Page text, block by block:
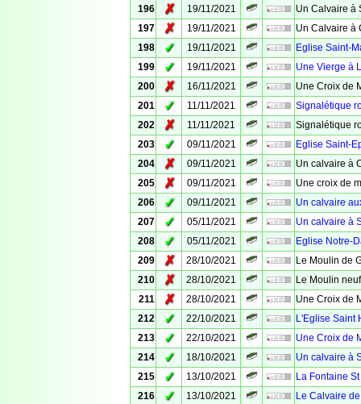
196
✗ 19/11/2021
Un Calvaire à
197
✗ 19/11/2021
Un Calvaire à
198
✓ 19/11/2021
Eglise Saint-
199
✓ 19/11/2021
Une Vierge à
200
✗ 16/11/2021
Une Croix de
201
✓ 11/11/2021
Signalétique
202
✗ 11/11/2021
Signalétique
203
✓ 09/11/2021
Eglise Saint-
204
✗ 09/11/2021
Un calvaire à
205
✗ 09/11/2021
Une croix de
206
✓ 09/11/2021
Un calvaire
207
✓ 05/11/2021
Un calvaire à
208
✓ 05/11/2021
Eglise Notre-
209
✗ 28/10/2021
Le Moulin de
210
✗ 28/10/2021
Le Moulin neuf
211
✗ 28/10/2021
Une Croix de
212
✓ 22/10/2021
L'Eglise Saint
213
✓ 22/10/2021
Une Croix de
214
✓ 18/10/2021
Un calvaire à
215
✓ 13/10/2021
La Fontaine
216
✓ 13/10/2021
Le Calvaire